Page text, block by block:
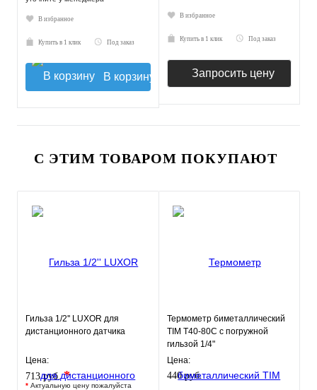
В избранное
Купить в 1 клик Под заказ
В корзину
В избранное
Купить в 1 клик Под заказ
Запросить цену
С ЭТИМ ТОВАРОМ ПОКУПАЮТ
Гильза 1/2'' LUXOR для
дистанционного датчика
Цена:
713 руб.*
* Актуальную цену пожалуйста
Термометр биметаллический
TIM Т40-80С с погружной
гильзой 1/4"
Цена:
440 руб.